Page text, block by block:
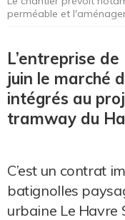
perméable et
L’entreprise
juin le marché
intégrés au
tramway du
C’est un contrat
batignolles
urbaine Le Havre